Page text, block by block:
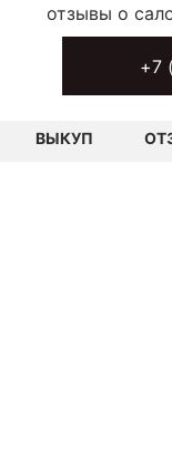
+7
ВЫКУП
отзывы о